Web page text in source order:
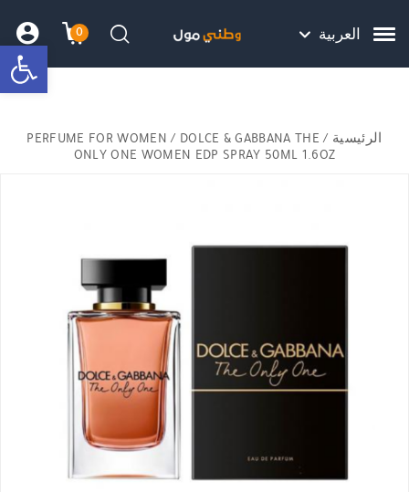
هل نزلت التطبيق ليصلك كل جديد ؟
العربية 0
עגלתחיפוש
الرئيسية /
PERFUME FOR WOMEN/ DOLCE & GABBANA THE
ONLY ONE WOMEN EDP SPRAY 50ML 1.6OZ